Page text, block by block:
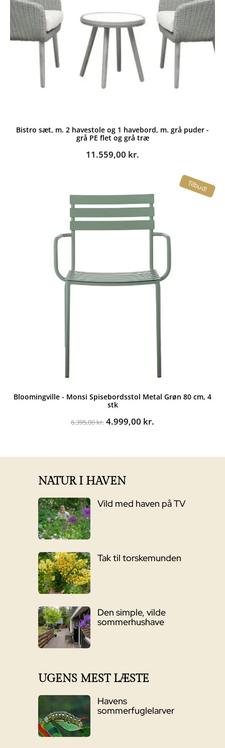
Bistro sæt, m. 2 havestole og 1 havebord, m. grå puder -
grå PE flet og grå træ
11.559,00 kr.
Tilbud!
Bloomingville - Monsi Spisebordsstol Metal Grøn 80 cm, 4
stk
6.395,00kr. Den
4.999,00 kr.
NATUR I HAVEN
Vild med haven på TV
Tak til torskemunden
Den simple, vilde
sommerhushave
UGENS MEST LÆSTE
Havens
sommerfuglelarver